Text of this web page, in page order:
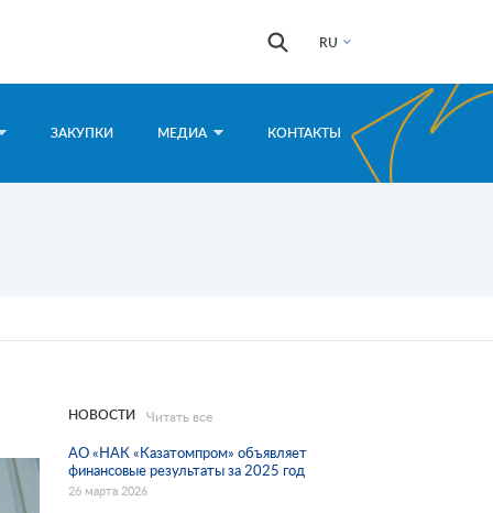
RU
Форма
Поиск
ЗАКУПКИ МЕДИА КОНТАКТЫ
НОВОСТИ Читать все
АО «НАК «Казатомпром» объявляет
финансовые результаты за 2025 год
26 марта 2026